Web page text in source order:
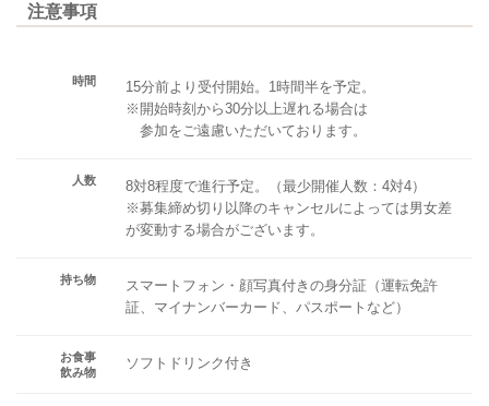
注意事項
時間
15分前より受付開始。1時間半を予定。
※開始時刻から30分以上遅れる場合は
参加をご遠慮いただいております。
人数
8対8程度で進行予定。（最少開催人数：4対4）
※募集締め切り以降のキャンセルによっては男女差
が変動する場合がございます。
持ち物
スマートフォン・顔写真付きの身分証（運転免許
証、マイナンバーカード、パスポートなど）
お食事
飲み物
ソフトドリンク付き